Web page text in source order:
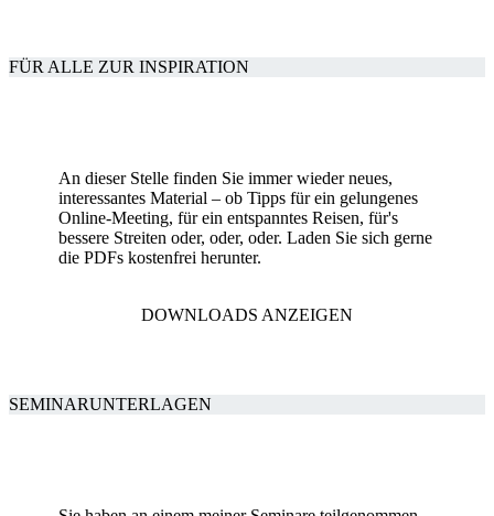
FÜR ALLE ZUR INSPIRATION
An dieser Stelle finden Sie immer wieder neues,
interessantes Material – ob Tipps für ein gelungenes
Online-Meeting, für ein entspanntes Reisen, für's
bessere Streiten oder, oder, oder. Laden Sie sich gerne
die PDFs kostenfrei herunter.
DOWNLOADS ANZEIGEN
SEMINARUNTERLAGEN